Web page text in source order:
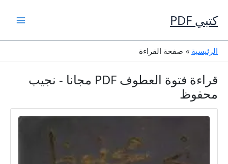
إلى
المحتوى
كتبي PDF
الرئيسية صفحة القراءة
قراءة فتوة العطوف PDF مجانا - نجيب
محفوظ